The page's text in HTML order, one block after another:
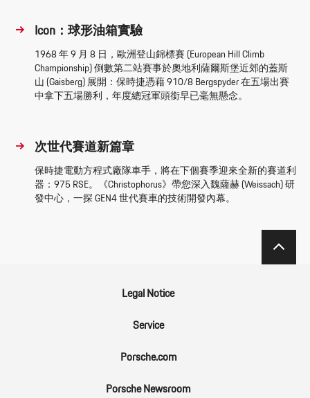
Icon：球形油箱實驗
1968 年 9 月 8 日，歐洲登山錦標賽 (European Hill Climb
Championship) 倒數第二站賽事於奧地利薩爾斯堡近郊的蓋斯
山 (Gaisberg) 展開：保時捷憑藉 910/8 Bergspyder 在五場出賽
中拿下五場勝利，年度總冠軍頭銜早已毫無懸念。
次世代賽道新篇章
保時捷電動方程式廠隊車手，將在下個賽季迎來全新的賽道利
器：975 RSE。《Christophorus》帶您深入魏薩赫 (Weissach) 研
發中心，一探 GEN4 世代賽車的技術開發內幕。
Legal Notice
Service
Porsche.com
Porsche Newsroom